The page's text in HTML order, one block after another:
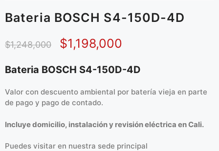
Bateria BOSCH S4-150D-4D
$1,248,000 $1,198,000
Bateria BOSCH S4-150D-4D
Valor con descuento ambiental por batería vieja en parte
de pago y pago de contado.
Incluye domicilio, instalación y revisión eléctrica en Cali.
Puedes visitar en nuestra sede principal